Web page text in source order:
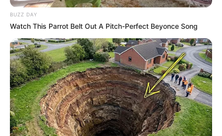
BUZZ DAY
Watch This Parrot Belt Out A Pitch-Perfect Beyonce Song